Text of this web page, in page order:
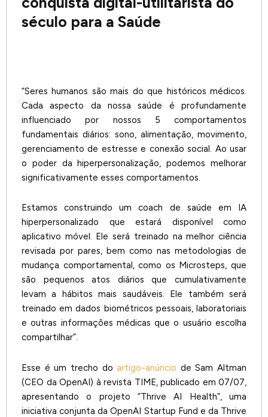
século para a Saúde
“Seres humanos são mais do que históricos médicos.
Cada aspecto da nossa saúde é profundamente
influenciado por nossos 5 comportamentos
fundamentais diários: sono, alimentação, movimento,
gerenciamento de estresse e conexão social. Ao usar
o poder da hiperpersonalização, podemos melhorar
significativamente esses comportamentos.
Estamos construindo um coach de saúde em IA
hiperpersonalizado que estará disponível como
aplicativo móvel. Ele será treinado na melhor ciência
revisada por pares, bem como nas metodologias de
mudança comportamental, como os Microsteps, que
são pequenos atos diários que cumulativamente
levam a hábitos mais saudáveis. Ele também será
treinado em dados biométricos pessoais, laboratoriais
e outras informações médicas que o usuário escolha
compartilhar”.
Esse é um trecho doartigo-anúncio de Sam Altman
(CEO da OpenAI) à revista TIME, publicado em 07/07,
apresentando o projeto “Thrive AI Health”, uma
iniciativa conjunta da OpenAI Startup Fund e da Thrive